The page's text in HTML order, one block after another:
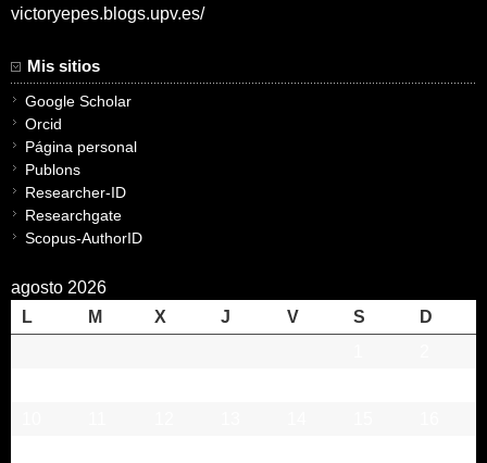
victoryepes.blogs.upv.es/
Mis sitios
Google Scholar
Orcid
Página personal
Publons
Researcher-ID
Researchgate
Scopus-AuthorID
agosto 2026
L
M X J V S
D